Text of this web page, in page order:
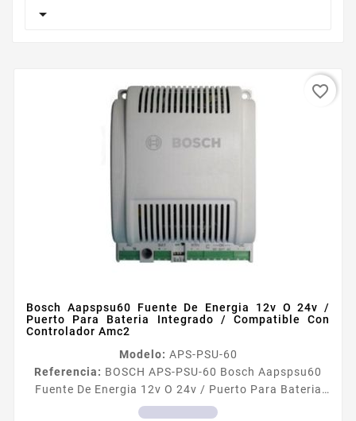

Bosch Aapspsu60 Fuente De Energia 12v O 24v /
Puerto Para Bateria Integrado / Compatible Con
Controlador Amc2
Modelo: APS-PSU-60
Referencia: BOSCH APS-PSU-60 Bosch Aapspsu60
Fuente De Energia 12v O 24v / Puerto Para Bateria
Integrado / Compatible Con Controlador Amc2 El
favorite_border